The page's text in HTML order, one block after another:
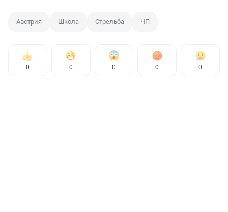
Австрия Школа Стрельба ЧП
0 0 0 0 0